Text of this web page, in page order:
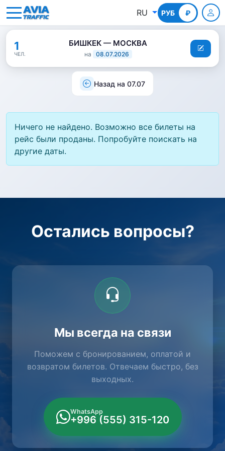
RU РУБ ₽
КГС
1
ЧЕЛ.
БИШКЕК — МОСКВА
на 08.07.2026
Назад на 07.07
Ничего не найдено. Возможно все билеты на
рейс были проданы. Попробуйте поискать на
другие даты.
Остались вопросы?
Мы всегда на связи
Поможем с бронированием, оплатой и
возвратом билетов. Отвечаем быстро, без
выходных.
WhatsApp
+996 (555) 315-120